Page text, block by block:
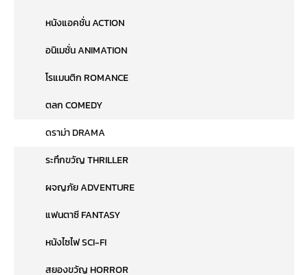
หนังแอคชั่น ACTION
อนิเมชั่น ANIMATION
โรแมนติก ROMANCE
ตลก COMEDY
ดราม่า DRAMA
ระทึกขวัญ THRILLER
ผจญภัย ADVENTURE
แฟนตาซี FANTASY
หนังไซไฟ SCI-FI
สยองขวัญ HORROR